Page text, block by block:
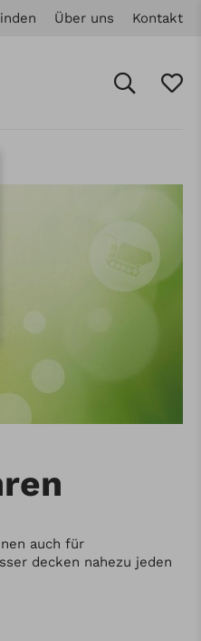
Über uns Kontakt
auch für
decken nahezu jeden